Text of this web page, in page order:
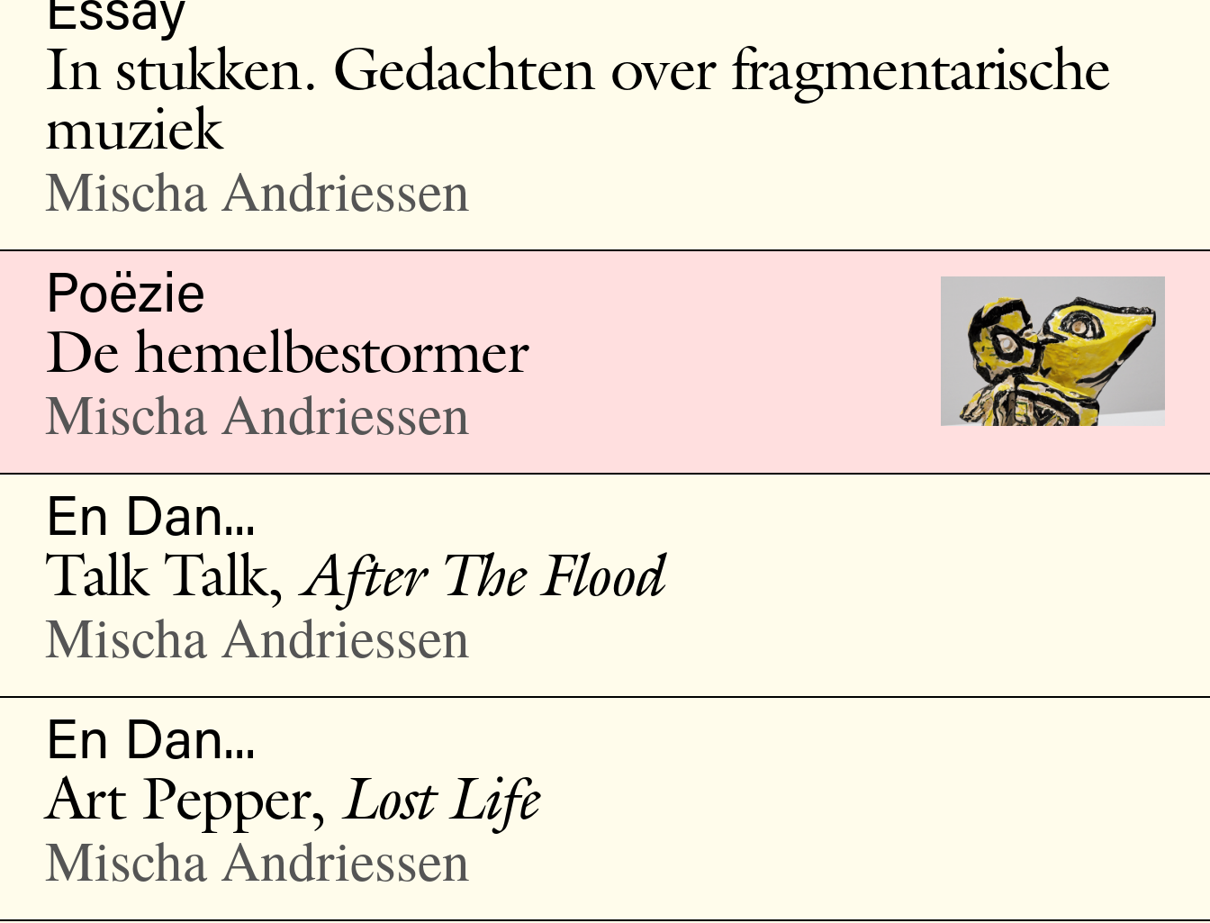
In stukken. Gedachten over fragmentarische
muziek
Mischa Andriessen
Poëzie
De hemelbestormer
Mischa Andriessen
En Dan...
Talk Talk,After The Flood
Mischa Andriessen
En Dan...
Art Pepper, Lost Life
Mischa Andriessen